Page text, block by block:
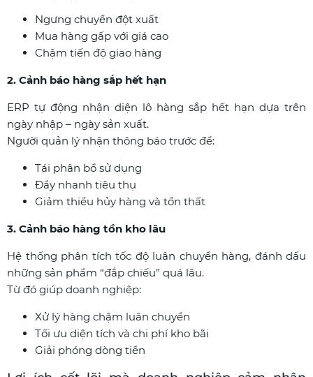
Ngưng chuyền đột xuất
Mua hàng gấp với giá cao
Chậm tiến độ giao hàng
2. Cảnh báo hàng sắp hết hạn
ERP tự động nhận diện lô hàng sắp hết hạn dựa trên
ngày nhập – ngày sản xuất.
Người quản lý nhận thông báo trước để:
Tái phân bổ sử dụng
Đẩy nhanh tiêu thụ
Giảm thiểu hủy hàng và tổn thất
3. Cảnh báo hàng tồn kho lâu
Hệ thống phân tích tốc độ luân chuyển hàng, đánh dấu
những sản phẩm “đắp chiếu” quá lâu.
Từ đó giúp doanh nghiệp:
Xử lý hàng chậm luân chuyển
Tối ưu diện tích và chi phí kho bãi
Giải phóng dòng tiền